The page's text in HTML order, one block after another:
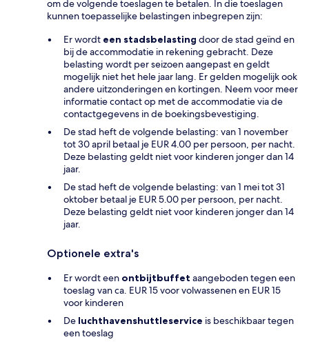
om de volgende toeslagen te betalen. In die toeslagen
kunnen toepasselijke belastingen inbegrepen zijn:
Er wordt een stadsbelasting door de stad geïnd en
bij de accommodatie in rekening gebracht. Deze
belasting wordt per seizoen aangepast en geldt
mogelijk niet het hele jaar lang. Er gelden mogelijk ook
andere uitzonderingen en kortingen. Neem voor meer
informatie contact op met de accommodatie via de
contactgegevens in de boekingsbevestiging.
De stad heft de volgende belasting: van 1 november
tot 30 april betaal je EUR 4.00 per persoon, per nacht.
Deze belasting geldt niet voor kinderen jonger dan 14
jaar.
De stad heft de volgende belasting: van 1 mei tot 31
oktober betaal je EUR 5.00 per persoon, per nacht.
Deze belasting geldt niet voor kinderen jonger dan 14
jaar.
Optionele extra's
Er wordt een ontbijtbuffet aangeboden tegen een
toeslag van ca. EUR 15 voor volwassenen en EUR 15
voor kinderen
De luchthavenshuttleservice is beschikbaar tegen
een toeslag